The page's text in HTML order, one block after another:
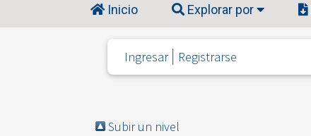
Inicio Explorar por
Ingresar Registrarse
Subir un nivel